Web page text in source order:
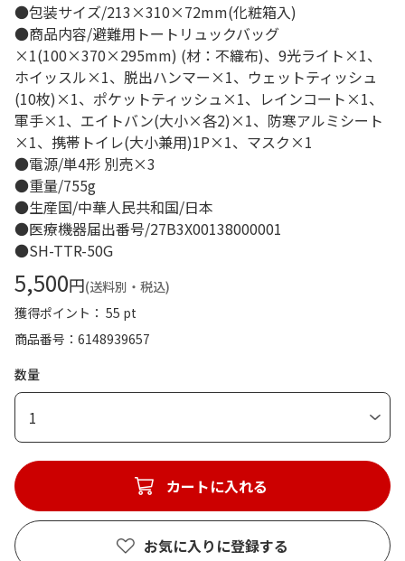
●包装サイズ/213×310×72mm(化粧箱入)
●商品内容/避難用トートリュックバッグ
×1(100×370×295mm) (材：不織布)、9光ライト×1、
ホイッスル×1、脱出ハンマー×1、ウェットティッシュ
(10枚)×1、ポケットティッシュ×1、レインコート×1、
軍手×1、エイトバン(大小×各2)×1、防寒アルミシート
×1、携帯トイレ(大小兼用)1P×1、マスク×1
●電源/単4形 別売×3
●重量/755g
●生産国/中華人民共和国/日本
●医療機器届出番号/27B3X00138000001
●SH-TTR-50G
5,500円(送料別・税込)
獲得ポイント： 55 pt
商品番号
6148939657
数量
1
カートに入れる
お気に入りに登録する